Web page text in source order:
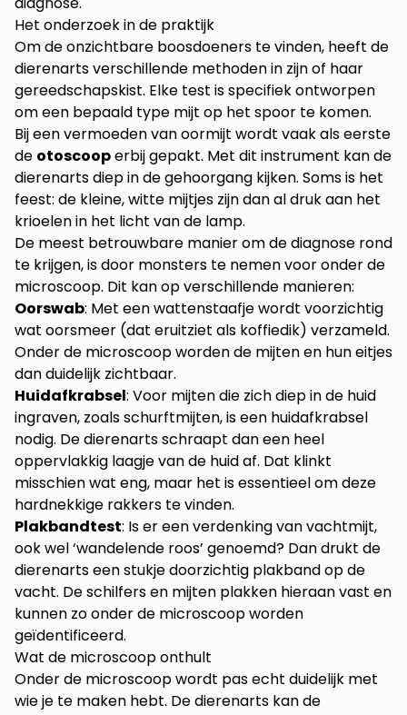
Het onderzoek in de praktijk
Om de onzichtbare boosdoeners te vinden, heeft de
dierenarts verschillende methoden in zijn of haar
gereedschapskist. Elke test is specifiek ontworpen
om een bepaald type mijt op het spoor te komen.
Bij een vermoeden van oormijt wordt vaak als eerste
de otoscooperbij gepakt. Met dit instrument kan de
dierenarts diep in de gehoorgang kijken. Soms is het
feest: de kleine, witte mijtjes zijn dan al druk aan het
krioelen in het licht van de lamp.
De meest betrouwbare manier om de diagnose rond
te krijgen, is door monsters te nemen voor onder de
microscoop. Dit kan op verschillende manieren:
Oorswab: Met een wattenstaafje wordt voorzichtig
wat oorsmeer (dat eruitziet als koffiedik) verzameld.
Onder de microscoop worden de mijten en hun eitjes
dan duidelijk zichtbaar.
Huidafkrabsel: Voor mijten die zich diep in de huid
ingraven, zoals schurftmijten, is een huidafkrabsel
nodig. De dierenarts schraapt dan een heel
oppervlakkig laagje van de huid af. Dat klinkt
misschien wat eng, maar het is essentieel om deze
hardnekkige rakkers te vinden.
Plakbandtest: Is er een verdenking van vachtmijt,
ook wel ‘wandelende roos’ genoemd? Dan drukt de
dierenarts een stukje doorzichtig plakband op de
vacht. De schilfers en mijten plakken hieraan vast en
kunnen zo onder de microscoop worden
geïdentificeerd.
Wat de microscoop onthult
Onder de microscoop wordt pas echt duidelijk met
wie je te maken hebt. De dierenarts kan de